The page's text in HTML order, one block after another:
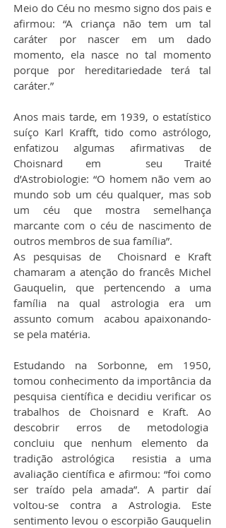
Meio do Céu no mesmo signo dos pais e
afirmou: “A criança não tem um tal
caráter por nascer em um dado
momento, ela nasce no tal momento
porque por hereditariedade terá tal
caráter.”
Anos mais tarde, em 1939, o estatístico
suíço Karl Krafft, tido como astrólogo,
enfatizou algumas afirmativas de
Choisnard em  seu Traité
d’Astrobiologie: “O homem não vem ao
mundo sob um céu qualquer, mas sob
um céu que mostra semelhança
marcante com o céu de nascimento de
outros membros de sua família”.
As pesquisas de  Choisnard e Kraft
chamaram a atenção do francês Michel
Gauquelin, que pertencendo a uma
família na qual astrologia era um
assunto comum  acabou apaixonando-
se pela matéria.
Estudando na Sorbonne, em 1950,
tomou conhecimento da importância da
pesquisa científica e decidiu verificar os
trabalhos de Choisnard e Kraft. Ao
descobrir erros de metodologia
concluiu que nenhum elemento da
tradição astrológica  resistia a uma
avaliação científica e afirmou: “foi como
ser traído pela amada”. A partir daí
voltou-se contra a Astrologia. Este
sentimento levou o escorpião Gauquelin